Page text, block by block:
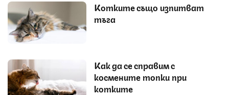
Котките също изпитват
тъга
Как да се справим с
космените топки при
котките